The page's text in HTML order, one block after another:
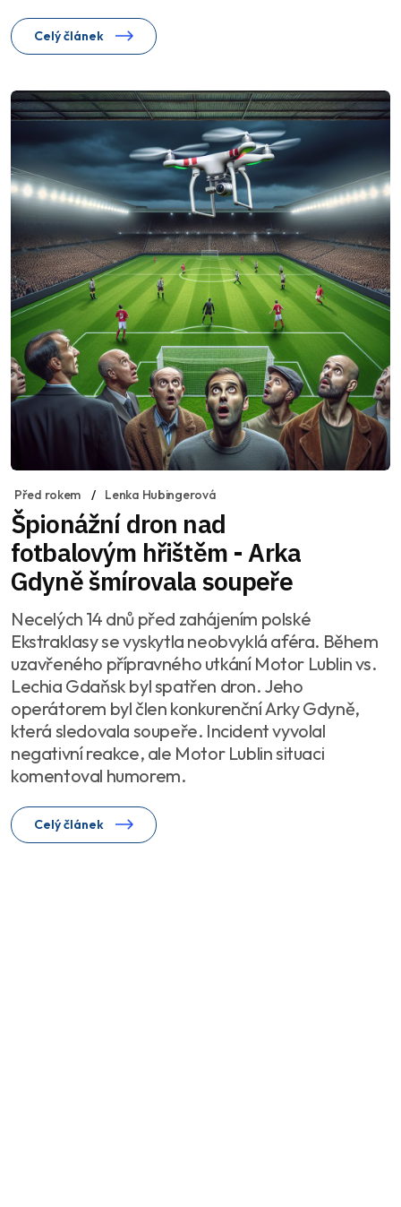
Celý článek
Před rokem Lenka Hubingerová
Špionážní dron nad
fotbalovým hřištěm - Arka
Gdyně šmírovala soupeře
Necelých 14 dnů před zahájením polské
Ekstraklasy se vyskytla neobvyklá aféra. Během
uzavřeného přípravného utkání Motor Lublin vs.
Lechia Gdaňsk byl spatřen dron. Jeho
operátorem byl člen konkurenční Arky Gdyně,
která sledovala soupeře. Incident vyvolal
negativní reakce, ale Motor Lublin situaci
komentoval humorem.
Celý článek